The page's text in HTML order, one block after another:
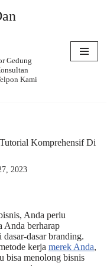
Gedung
Kami
Komprehensif Di
2023
Anda perlu
Anda berharap
dasar branding.
kerja merek Anda,
bisa menolong bisnis